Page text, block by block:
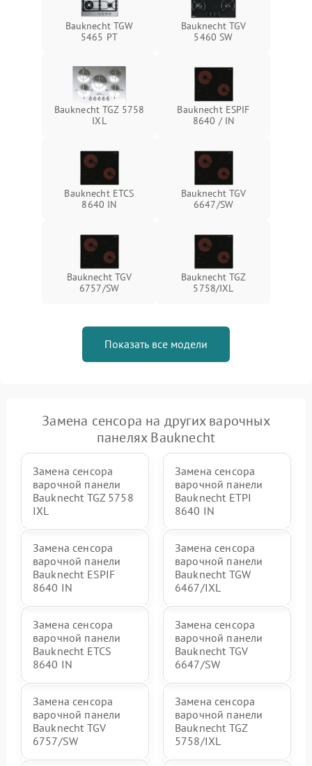
Bauknecht TGW
5465 PT
Bauknecht TGV
5460 SW
Bauknecht TGZ 5758
IXL
Bauknecht ESPIF
8640 / IN
Bauknecht ETCS
8640 IN
Bauknecht TGV
6647/SW
Bauknecht TGV
6757/SW
Bauknecht TGZ
5758/IXL
Показать все модели
Замена сенсора на других варочных
панелях Bauknecht
Замена сенсора
варочной панели
Bauknecht TGZ 5758
IXL
Замена сенсора
варочной панели
Bauknecht ETPI
8640 IN
Замена сенсора
варочной панели
Bauknecht ESPIF
8640 IN
Замена сенсора
варочной панели
Bauknecht TGW
6467/IXL
Замена сенсора
варочной панели
Bauknecht ETCS
8640 IN
Замена сенсора
варочной панели
Bauknecht TGV
6647/SW
Замена сенсора
варочной панели
Bauknecht TGV
6757/SW
Замена сенсора
варочной панели
Bauknecht TGZ
5758/IXL